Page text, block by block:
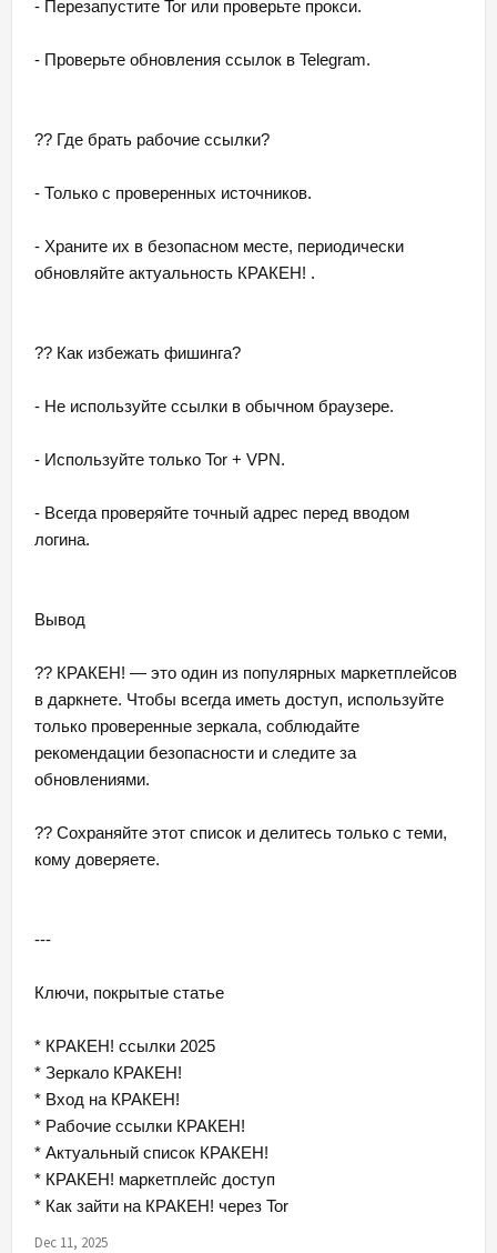
- Перезапустите Tor или проверьте прокси.
- Проверьте обновления ссылок в Telegram.
?? Где брать рабочие ссылки?
- Только с проверенных источников.
- Храните их в безопасном месте, периодически
обновляйте актуальность КРАКЕН! .
?? Как избежать фишинга?
- Не используйте ссылки в обычном браузере.
- Используйте только Tor + VPN.
- Всегда проверяйте точный адрес перед вводом
логина.
Вывод
?? КРАКЕН! — это один из популярных маркетплейсов
в даркнете. Чтобы всегда иметь доступ, используйте
только проверенные зеркала, соблюдайте
рекомендации безопасности и следите за
обновлениями.
?? Сохраняйте этот список и делитесь только с теми,
кому доверяете.
---
Ключи, покрытые статье
* КРАКЕН! ссылки 2025
* Зеркало КРАКЕН!
* Вход на КРАКЕН!
* Рабочие ссылки КРАКЕН!
* Актуальный список КРАКЕН!
* КРАКЕН! маркетплейс доступ
* Как зайти на КРАКЕН! через Tor
Dec 11, 2025